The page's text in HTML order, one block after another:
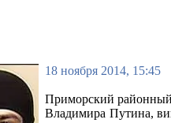
18 ноября 2014, 15:45
Приморский районный
Владимира Путина,